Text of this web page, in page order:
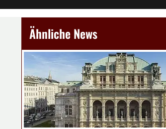
Ähnliche News